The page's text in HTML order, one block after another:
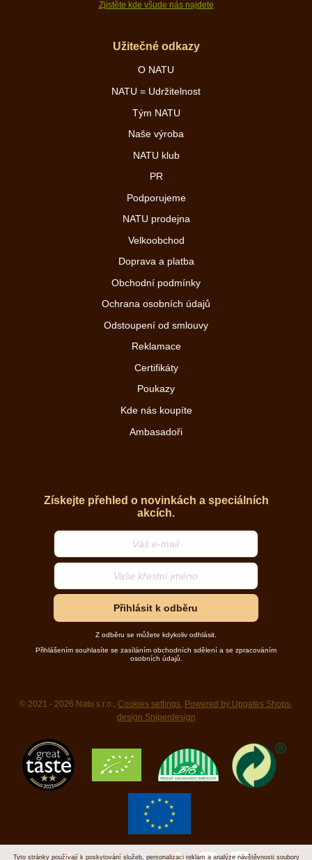
Zjistěte kde všude nás najdete
Užitečné odkazy
O NATU
NATU = Udržitelnost
Tým NATU
Naše výroba
NATU klub
PR
Podporujeme
NATU prodejna
Velkoobchod
Doprava a platba
Obchodní podmínky
Ochrana osobních údajů
Odstoupení od smlouvy
Reklamace
Certifikáty
Poukazy
Kde nás koupíte
Ambasadoři
Získejte přehled o novinkách a speciálních
akcích.
Přihlásit k odběru
Z odběru se můžete kdykoliv odhlásit.
Přihlášením souhlasíte se zasíláním obchodních sdělení a se zpracováním
osobních údajů.
© 2021 - 2026 Natu s.r.o., Cookies settings, Powered by Upgates Shops,
design Sniperdesign
Tyto stránky používají k poskytování služeb, personalizaci reklam a analýze návštěvnosti soubory